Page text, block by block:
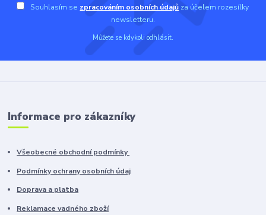
Souhlasím se zpracováním osobních údajů za účelem rozesílky
newsletteru.
Můžete se kdykoli odhlásit.
Informace pro zákazníky
Všeobecné obchodní podmínky
Podmínky ochrany osobních údaj
Doprava a platba
Reklamace vadného zboží